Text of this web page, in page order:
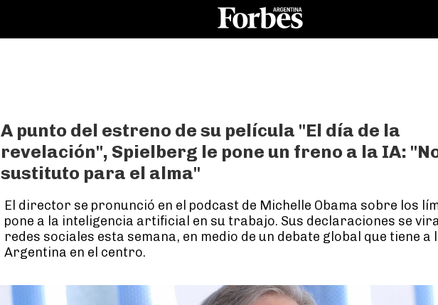
A punto del estreno de su película "El día de la
revelación", Spielberg le pone un freno a la IA:
sustituto para el alma"
El director se pronunció en el podcast de Michelle Obama sobre los
pone a la inteligencia artificial en su trabajo. Sus declaraciones se
redes sociales esta semana, en medio de un debate global que tiene a
Argentina en el centro.